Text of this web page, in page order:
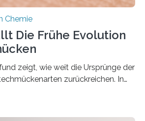
Chemie
Die Frühe Evolution
zeigt, wie weit die Ursprünge der
zurückreichen. In
älteste bekannte Stechmücken-